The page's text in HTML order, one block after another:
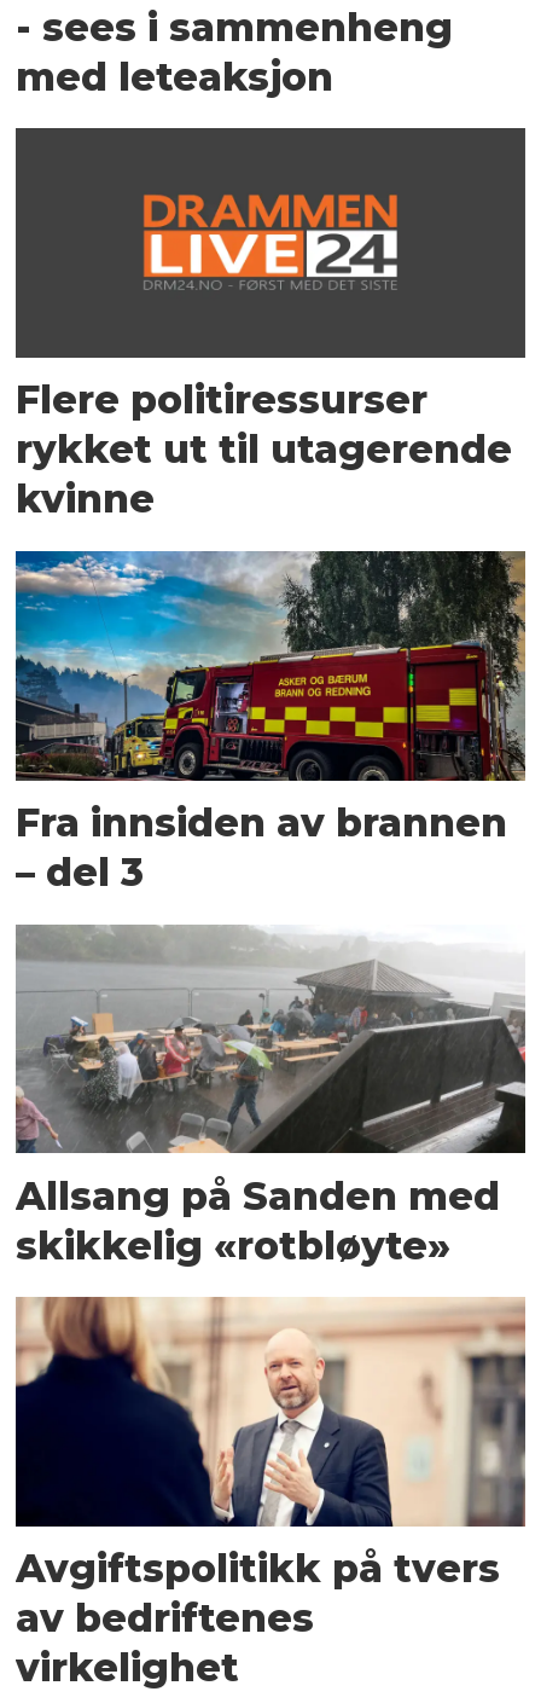
- sees i sammenheng
med leteaksjon
Flere politiressurser
rykket ut til utagerende
kvinne
Fra innsiden av brannen
– del 3
Allsang på Sanden med
skikkelig «rotbløyte»
Avgiftspolitikk på tvers
av bedriftenes
virkelighet